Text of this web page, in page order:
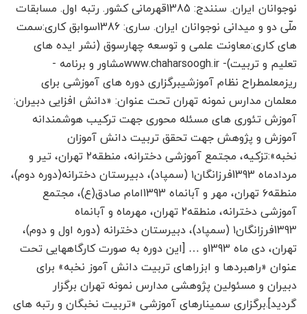
نوجوانان ایران. سنندج: 1385قهرمانی کشور. رتبه اول. مسابقات
ملّی دو و میدانی نوجوانان ایران. ساری: 1386سوابق کاری:سمت
های کاری:معاونت علمی و توسعه چهارسوق (نشر ایده های
تعلیم و تربیت)- www.chaharsoogh.irمشاور و برنامه ­
ریزمعلمطراح نظام آموزشیبرگزاری دوره های آموزشی برای
معلمان مدارس نمونه تهران تحت عنوان: «دانش افزایی دبیران:
آموزش تئوری های مسئله محوری جهت ترکیب هوشمندانه
آموزش و پژوهش جهت تحقق تربیت دانش آموزان
نخبه»:تزکیه، مجتمع آموزشی دخترانه، منطقه۲ تهران، تیر و
مردادماه 1393فرزانگان۱ (سمپاد)، دبیرستان دخترانه(دوره دوم)،
منطقه۶ تهران، مهر و آبان­ماه 1393امام صادق(ع)، مجتمع
آموزشی دخترانه، منطقه۲ تهران، مهرماه و آبان­ماه
1393فرزانگان۱ (سمپاد)، دبیرستان دخترانه (دوره اول و دوم)،
تهران، دی ماه 1393و … [این دوره به صورت کارگاه­هایی تحت
عنوان «راهبردها و ابزراهای تربیت دانش آموز نخبه» برای
دبیران و مسئولین پژوهشی مدارس نمونه تهران برگزار
گردید].برگزاری سمینارهای آموزشی «تربیت نخبگان و رتبه های